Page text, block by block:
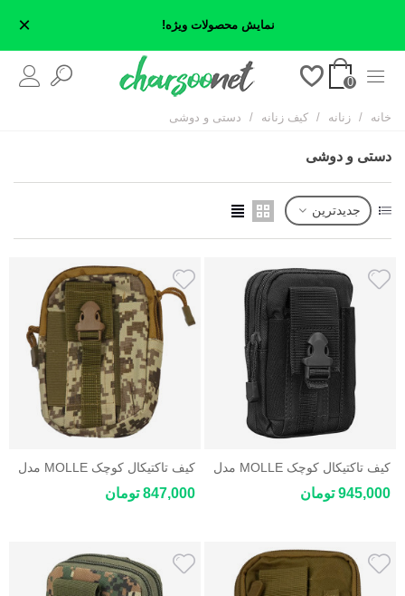
نمایش محصولات ویژه! ×
0
خانه / زنانه / کیف زنانه / دستی و دوشی
دستی و دوشی
جدیدترین
کیف تاکتیکال کوچک MOLLE مدل
ZhaoCo
945,000 تومان
کیف تاکتیکال کوچک MOLLE مدل
ZhaoCo
847,000 تومان